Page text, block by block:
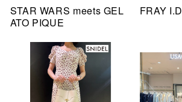
STAR WARS meets GEL
ATO PIQUE
FRAY I.D